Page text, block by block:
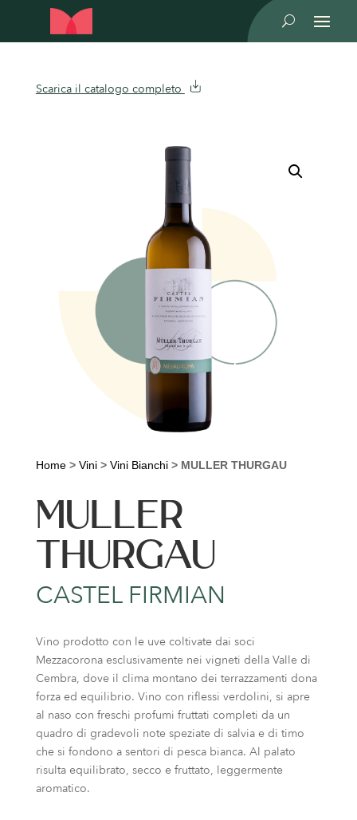
U
Scarica il catalogo completo
Home> Vini> Vini Bianchi> MULLER THURGAU
MULLER
THURGAU
CASTEL FIRMIAN
Vino prodotto con le uve coltivate dai soci
Mezzacorona esclusivamente nei vigneti della Valle di
Cembra, dove il clima montano dei terrazzamenti dona
forza ed equilibrio. Vino con riflessi verdolini, si apre
al naso con freschi profumi fruttati completi da un
quadro di gradevoli note speziate di salvia e di timo
che si fondono a sentori di pesca bianca. Al palato
risulta equilibrato, secco e fruttato, leggermente
aromatico.